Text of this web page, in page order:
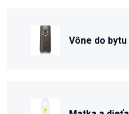
Vône do bytu